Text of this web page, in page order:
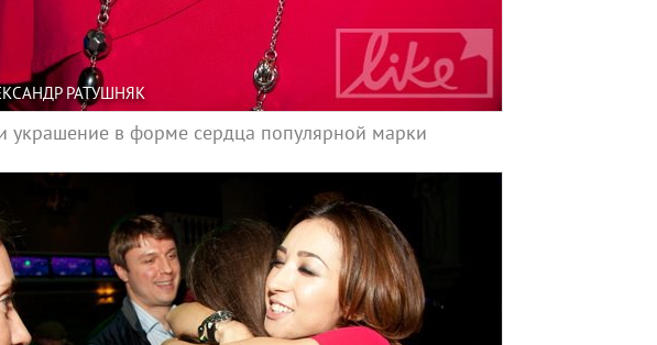
РАТУШНЯК
украшение в форме сердца популярной марки